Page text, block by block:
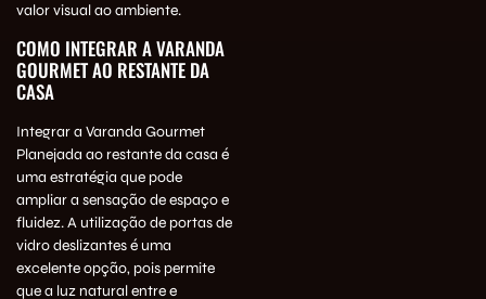
valor visual ao ambiente.
COMO INTEGRAR A VARANDA
GOURMET AO RESTANTE DA
CASA
Integrar a Varanda Gourmet
Planejada ao restante da casa é
uma estratégia que pode
ampliar a sensação de espaço e
fluidez. A utilização de portas de
vidro deslizantes é uma
excelente opção, pois permite
que a luz natural entre e